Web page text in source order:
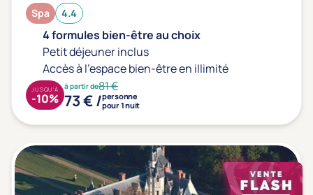
Spa 4.4
4 formules bien-être au choix
Petit déjeuner inclus
Accès à l'espace bien-être en illimité
à partir de81 €
73 € /personne
pour 1 nuit
JUSQU'À
-10%